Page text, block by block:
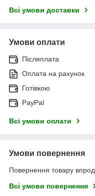
Всі умови доставки
Умови оплати
Післяплата
Оплата на рахунок
Готівкою
PayPal
Всі умови оплати
Умови повернення
Повернення товару
Всі умови повернення